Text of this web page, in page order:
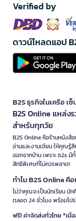
Verified by
ดาวน์โหลดแอป
B2S ธุรกิจในเครือ เ
B2S Online แหล่ง
สำหรับทุกวัย
B2S Online คือร้านหนังสื
อ่านและงานเขียน ให้คุณรู้
ออกจากบ้าน เพราะ b2s
สิทธิพิเศษที่ไม่ควรพลาด!
ทำไม B2S Online
ไม่ว่าคุณจะเป็นนักเรียน นั
ตลอด 24 ชั่วโมง พร้อมโป
ฟรี! ค่าจัดส่งทั่วไทย *เ